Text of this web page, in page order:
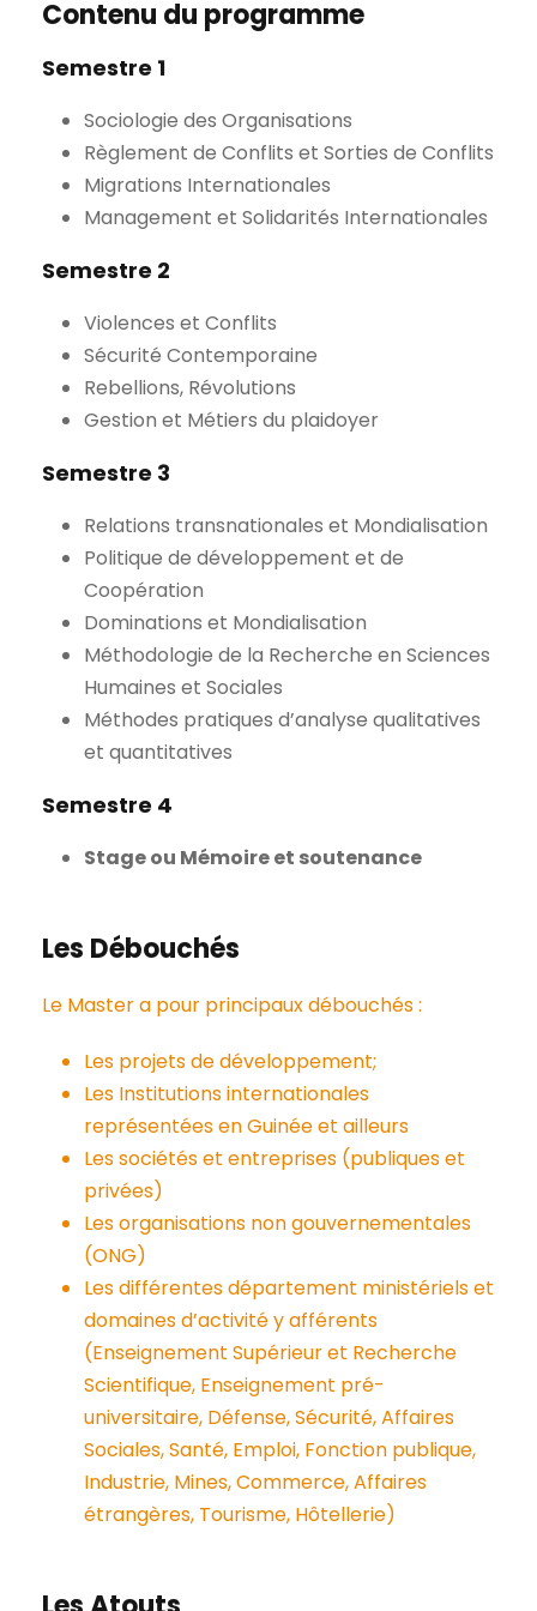
Contenu du programme
Semestre 1
Sociologie des Organisations
Règlement de Conflits et Sorties de Conflits
Migrations Internationales
Management et Solidarités Internationales
Semestre 2
Violences et Conflits
Sécurité Contemporaine
Rebellions, Révolutions
Gestion et Métiers du plaidoyer
Semestre 3
Relations transnationales et Mondialisation
Politique de développement et de
Coopération
Dominations et Mondialisation
Méthodologie de la Recherche en Sciences
Humaines et Sociales
Méthodes pratiques d’analyse qualitatives
et quantitatives
Semestre 4
Stage ou Mémoire et soutenance
Les Débouchés
Le Master a pour principaux débouchés :
Les projets de développement;
Les Institutions internationales
représentées en Guinée et ailleurs
Les sociétés et entreprises (publiques et
privées)
Les organisations non gouvernementales
(ONG)
Les différentes département ministériels et
domaines d’activité y afférents
(Enseignement Supérieur et Recherche
Scientifique, Enseignement pré-
universitaire, Défense, Sécurité, Affaires
Sociales, Santé, Emploi, Fonction publique,
Industrie, Mines, Commerce, Affaires
étrangères, Tourisme, Hôtellerie)